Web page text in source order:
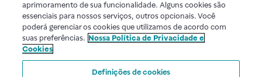
aprimoramento de sua funcionalidade. Alguns cookies são
essenciais para nossos serviços, outros opcionais. Você
poderá gerenciar os cookies que utilizamos de acordo com
suas preferências. Nossa Política de Privacidade e
Cookies
Definições de cookies